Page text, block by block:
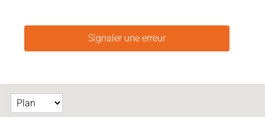
Signaler une erreur